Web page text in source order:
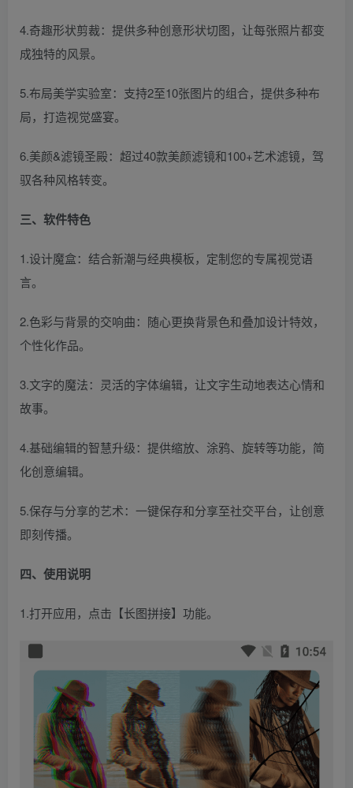
4.奇趣形状剪裁：提供多种创意形状切图，让每张照片都变
成独特的风景。
5.布局美学实验室：支持2至10张图片的组合，提供多种布
局，打造视觉盛宴。
6.美颜&滤镜圣殿：超过40款美颜滤镜和100+艺术滤镜，驾
驭各种风格转变。
三、软件特色
1.设计魔盒：结合新潮与经典模板，定制您的专属视觉语
言。
2.色彩与背景的交响曲：随心更换背景色和叠加设计特效，
个性化作品。
3.文字的魔法：灵活的字体编辑，让文字生动地表达心情和
故事。
4.基础编辑的智慧升级：提供缩放、涂鸦、旋转等功能，简
化创意编辑。
5.保存与分享的艺术：一键保存和分享至社交平台，让创意
即刻传播。
四、使用说明
1.打开应用，点击【长图拼接】功能。